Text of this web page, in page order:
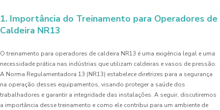
1. Importância do Treinamento para Operadores de
Caldeira NR13
O treinamento para operadores de caldeira NR13 é uma exigência legal e uma
necessidade prática nas indústrias que utilizam caldeiras e vasos de pressão.
A Norma Regulamentadora 13 (NR13) estabelece diretrizes para a segurança
na operação desses equipamentos, visando proteger a saúde dos
trabalhadores e garantir a integridade das instalações. A seguir, discutiremos
a importância desse treinamento e como ele contribui para um ambiente de